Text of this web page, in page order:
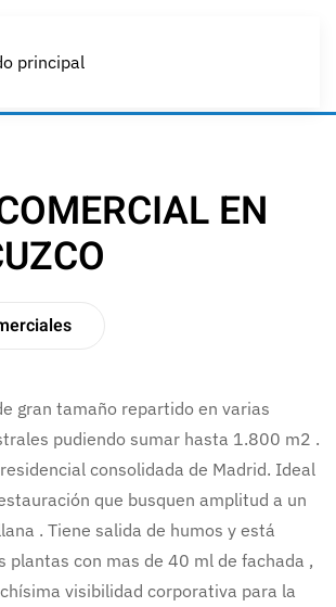
principal
EN
gran tamaño repartido en varias
pudiendo sumar hasta 1.800 m2 .
consolidada de Madrid. Ideal
que busquen amplitud a un
. Tiene salida de humos y está
plantas con mas de 40 ml de fachada ,
visibilidad corporativa para la